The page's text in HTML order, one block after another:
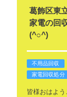
葛飾区東
家電の回
(^○^)
不用品回収
家電回収処分
皆様おはよ